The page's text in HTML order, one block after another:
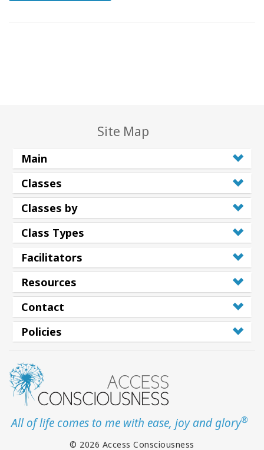
Site Map
Main
Classes
Classes by
Class Types
Facilitators
Resources
Contact
Policies
All of life comes to me with ease, joy and glory®
© 2026 Access Consciousness